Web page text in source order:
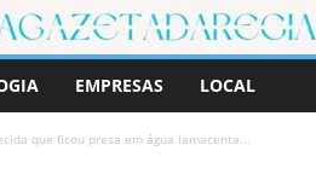
EMPRESAS LOCAL
que ficou presa em água lamacenta...